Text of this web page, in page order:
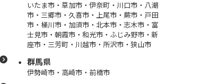
いたま市・草加市・伊奈町・川口市・八潮
市・三郷市・久喜市・上尾市・蕨市・戸田
市・桶川市・加須市・北本市・志木市・富
士見市・朝霞市・和光市・ふじみ野市・新
座市・三芳町・川越市・所沢市・狭山市
群馬県
伊勢崎市・高崎市・前橋市